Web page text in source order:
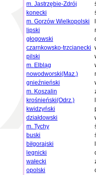
m. Jastrzębie-Zdrój
konecki
m. Gorzów Wielkopolski
lipski
głogowski
czarnkowsko-trzcianecki
pilski
m. Elbląg
nowodworski(Maz.)
gnieźnieński
m. Koszalin
krośnieński(Odrz.)
kwidzyński
działdowski
m. Tychy
buski
biłgorajski
legnicki
wałecki
opolski